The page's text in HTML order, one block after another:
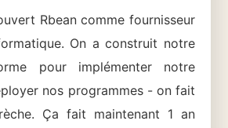
Rbean comme fournisseur
On a construit notre
pour implémenter notre
nos programmes - on fait
Ça fait maintenant 1 an